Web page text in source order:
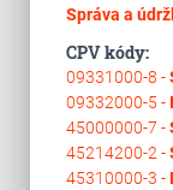
Správa a
CPV kódy:
09331000-8 -
09332000-5 -
45000000-7 -
45214200-2 -
45310000-3 -